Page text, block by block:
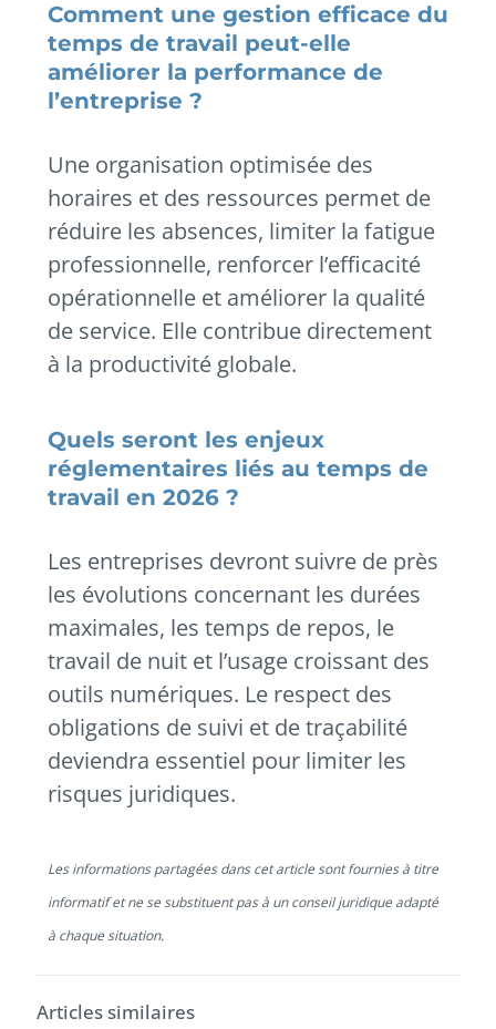
Comment une gestion efficace du
temps de travail peut-elle
améliorer la performance de
l’entreprise ?
Une organisation optimisée des
horaires et des ressources permet de
réduire les absences, limiter la fatigue
professionnelle, renforcer l’efficacité
opérationnelle et améliorer la qualité
de service. Elle contribue directement
à la productivité globale.
Quels seront les enjeux
réglementaires liés au temps de
travail en 2026 ?
Les entreprises devront suivre de près
les évolutions concernant les durées
maximales, les temps de repos, le
travail de nuit et l’usage croissant des
outils numériques. Le respect des
obligations de suivi et de traçabilité
deviendra essentiel pour limiter les
risques juridiques.
Les informations partagées dans cet article sont fournies à titre
informatif et ne se substituent pas à un conseil juridique adapté
à chaque situation.
Articles similaires